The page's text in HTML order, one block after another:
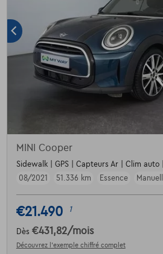
MINI Cooper
Sidewalk | GPS | Capteurs Ar | Clim auto
08/2021
51.336 km Essence
€21.490 1
Dès €431,82/mois
Découvrez l’exemple chiffré complet